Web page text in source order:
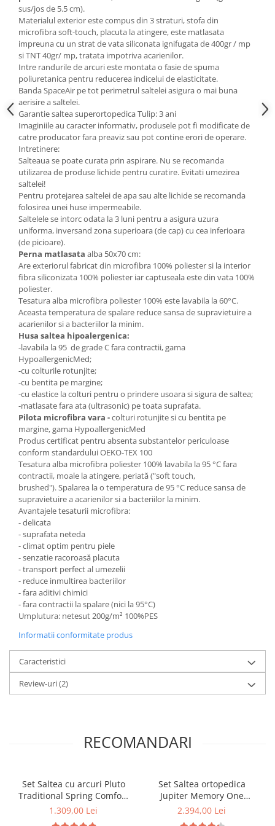
sus/jos de 5.5 cm).
Materialul exterior este compus din 3 straturi, stofa din
microfibra soft-touch, placuta la atingere, este matlasata
impreuna cu un strat de vata siliconata ignifugata de 400gr / mp
si TNT 40gr/ mp, tratata impotriva acarienilor.
Intre randurile de arcuri este montata o fasie de spuma
poliuretanica pentru reducerea indicelui de elasticitate.
Banda SpaceAir pe tot perimetrul saltelei asigura o mai buna
aerisire a saltelei.
Garantie saltea superortopedica Tulip: 3 ani
Imaginiile au caracter informativ, produsele pot fi modificate de
catre producator fara preaviz sau pot contine erori de operare.
Intretinere:
Salteaua se poate curata prin aspirare. Nu se recomanda
utilizarea de produse lichide pentru curatire. Evitati umezirea
saltelei!
Pentru protejarea saltelei de apa sau alte lichide se recomanda
folosirea unei huse impermeabile.
Saltelele se intorc odata la 3 luni pentru a asigura uzura
uniforma, inversand zona superioara (de cap) cu cea inferioara
(de picioare).
Perna matlasata alba 50x70 cm:
Are exteriorul fabricat din microfibra 100% poliester si la interior
fibra siliconizata 100% poliester iar captuseala este din vata 100%
poliester.
Tesatura alba microfibra poliester 100% este lavabila la 60°C.
Aceasta temperatura de spalare reduce sansa de supravietuire a
acarienilor si a bacteriilor la minim.
Husa saltea hipoalergenica:
-lavabila la 95 de grade C fara contractii, gama
HypoallergenicMed;
-cu colturile rotunjite;
-cu bentita pe margine;
-cu elastice la colturi pentru o prindere usoara si sigura de saltea;
-matlasate fara ata (ultrasonic) pe toata suprafata.
Pilota microfibra vara -colturi rotunjite si cu bentita pe
margine, gama HypoallergenicMed
Produs certificat pentru absenta substantelor periculoase
conform standardului OEKO-TEX 100
Tesatura alba microfibra poliester 100% lavabila la 95 °C fara
contractii, moale la atingere, periată ("soft touch,
brushed"). Spalarea la o temperatura de 95 °C reduce sansa de
supravietuire a acarienilor si a bacteriilor la minim.
Avantajele tesaturii microfibra:
- delicata
- suprafata neteda
- climat optim pentru piele
- senzatie racoroasă placuta
- transport perfect al umezelii
- reduce inmultirea bacteriilor
- fara aditivi chimici
- fara contractii la spalare (nici la 95°C)
Umplutura: netesut 200g/m² 100%PES
Informatii conformitate produs
Caracteristici
Review-uri(2)
RECOMANDARI
Set Saltea cu arcuri Pluto
Traditional Spring Comfort
180x200x20cm, plasa de
1.309,00 Lei
Set Saltea ortopedica
Jupiter Memory One
180x200x24cm cu spuma
2.394,00 Lei